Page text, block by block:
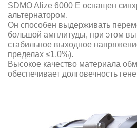
SDMO Alize 6000 E оснащен
альтернатором.
Он способен выдерживать
большой амплитуды, при этом
стабильное выходное
пределах ≤1,0%).
Высокое качество материала
обеспечивает долговечность